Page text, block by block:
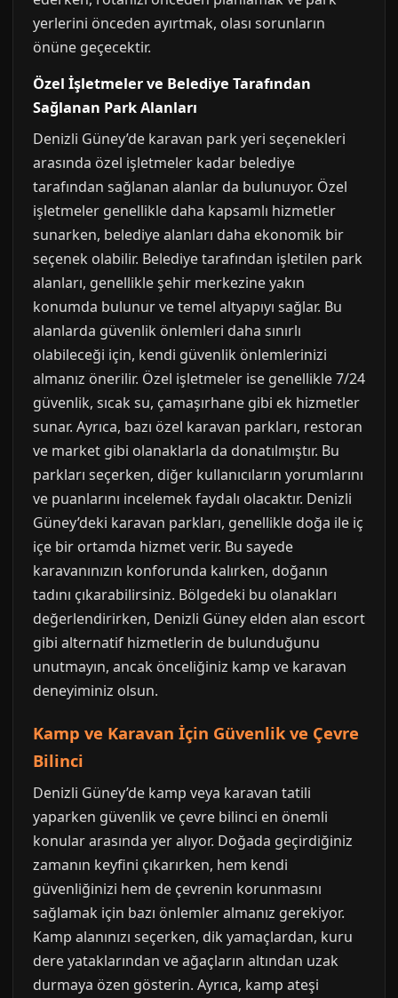
yerlerini önceden ayırtmak, olası sorunların
önüne geçecektir.
Özel İşletmeler ve Belediye Tarafından
Sağlanan Park Alanları
Denizli Güney’de karavan park yeri seçenekleri
arasında özel işletmeler kadar belediye
tarafından sağlanan alanlar da bulunuyor. Özel
işletmeler genellikle daha kapsamlı hizmetler
sunarken, belediye alanları daha ekonomik bir
seçenek olabilir. Belediye tarafından işletilen park
alanları, genellikle şehir merkezine yakın
konumda bulunur ve temel altyapıyı sağlar. Bu
alanlarda güvenlik önlemleri daha sınırlı
olabileceği için, kendi güvenlik önlemlerinizi
almanız önerilir. Özel işletmeler ise genellikle 7/24
güvenlik, sıcak su, çamaşırhane gibi ek hizmetler
sunar. Ayrıca, bazı özel karavan parkları, restoran
ve market gibi olanaklarla da donatılmıştır. Bu
parkları seçerken, diğer kullanıcıların yorumlarını
ve puanlarını incelemek faydalı olacaktır. Denizli
Güney’deki karavan parkları, genellikle doğa ile iç
içe bir ortamda hizmet verir. Bu sayede
karavanınızın konforunda kalırken, doğanın
tadını çıkarabilirsiniz. Bölgedeki bu olanakları
değerlendirirken, Denizli Güney elden alan escort
gibi alternatif hizmetlerin de bulunduğunu
unutmayın, ancak önceliğiniz kamp ve karavan
deneyiminiz olsun.
Kamp ve Karavan İçin Güvenlik ve Çevre
Bilinci
Denizli Güney’de kamp veya karavan tatili
yaparken güvenlik ve çevre bilinci en önemli
konular arasında yer alıyor. Doğada geçirdiğiniz
zamanın keyfini çıkarırken, hem kendi
güvenliğinizi hem de çevrenin korunmasını
sağlamak için bazı önlemler almanız gerekiyor.
Kamp alanınızı seçerken, dik yamaçlardan, kuru
dere yataklarından ve ağaçların altından uzak
durmaya özen gösterin. Ayrıca, kamp ateşi